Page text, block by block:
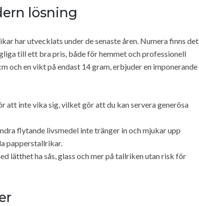
lösning
har utvecklats under de senaste åren. Numera finns det
till ett bra pris, både för hemmet och professionell
och en vikt på endast 14 gram, erbjuder en imponerande
att inte vika sig, vilket gör att du kan servera generösa
flytande livsmedel inte tränger in och mjukar upp
papperstallrikar.
lätthet ha sås, glass och mer på tallriken utan risk för